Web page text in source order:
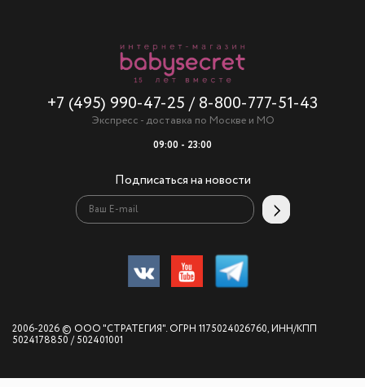
+7 (495) 990-47-25 / 8-800-777-51-43
Экспресс - доставка по Москве и МО
09:00 - 23:00
Подписаться на новости
2006-2026 © ООО "СТРАТЕГИЯ". ОГРН 1175024026760, ИНН/КПП
5024178850 / 502401001